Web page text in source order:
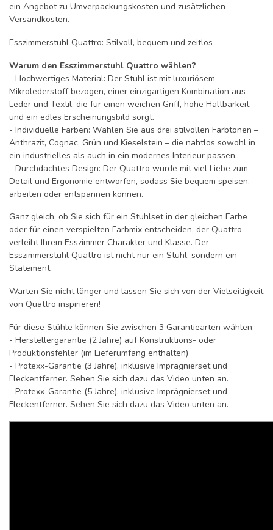
ein Angebot zu Umverpackungskosten und zusätzlichen
Versandkosten.
Esszimmerstuhl Quattro: Stilvoll, bequem und zeitlos
Warum den Esszimmerstuhl Quattro wählen?
- Hochwertiges Material: Der Stuhl ist mit luxuriösem
Mikrolederstoff bezogen, einer einzigartigen Kombination aus
Leder und Textil, die für einen weichen Griff, hohe Haltbarkeit
und ein edles Erscheinungsbild sorgt.
- Individuelle Farben: Wählen Sie aus drei stilvollen Farbtönen –
Anthrazit, Cognac, Grün und Kieselstein – die nahtlos sowohl in
ein industrielles als auch in ein modernes Interieur passen.
- Durchdachtes Design: Der Quattro wurde mit viel Liebe zum
Detail und Ergonomie entworfen, sodass Sie bequem speisen,
arbeiten oder entspannen können.
Ganz gleich, ob Sie sich für ein Stuhlset in der gleichen Farbe
oder für einen verspielten Farbmix entscheiden, der Quattro
verleiht Ihrem Esszimmer Charakter und Klasse. Der
Esszimmerstuhl Quattro ist nicht nur ein Stuhl, sondern ein
Statement.
Warten Sie nicht länger und lassen Sie sich von der Vielseitigkeit
von Quattro inspirieren!
Für diese Stühle können Sie zwischen 3 Garantiearten wählen:
- Herstellergarantie (2 Jahre) auf Konstruktions- oder
Produktionsfehler (im Lieferumfang enthalten)
- Protexx-Garantie (3 Jahre), inklusive Imprägnierset und
Fleckentferner. Sehen Sie sich dazu das Video unten an.
- Protexx-Garantie (5 Jahre), inklusive Imprägnierset und
Fleckentferner. Sehen Sie sich dazu das Video unten an.